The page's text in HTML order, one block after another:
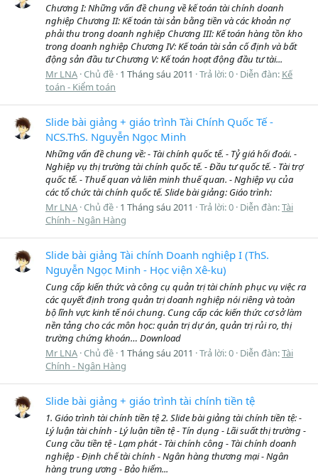
Chương I: Những vấn đề chung về kế toán tài chính doanh
nghiệp Chương II: Kế toán tài sản bằng tiền và các khoản nợ
phải thu trong doanh nghiệp Chương III: Kế toán hàng tồn kho
trong doanh nghiệp Chương IV: Kế toán tài sản cố định và bất
động sản đầu tư Chương V: Kế toán hoạt động đầu tư tài...
Mr LNA Chủ đề 1 Tháng sáu 2011 Trả lời: 0 Diễn đàn: Kế
toán - Kiểm toán
Slide bài giảng + giáo trình Tài Chính Quốc Tế -
NCS.ThS. Nguyễn Ngọc Minh
Những vấn đề chung về: - Tài chính quốc tế. - Tỷ giá hối đoái. -
Nghiệp vụ thị trường tài chính quốc tế. - Đầu tư quốc tế. - Tài trợ
quốc tế. - Thuế quan và liên minh thuế quan. - Nghiệp vụ của
các tổ chức tài chính quốc tế. Slide bài giảng: Giáo trình:
Mr LNA Chủ đề 1 Tháng sáu 2011 Trả lời: 0 Diễn đàn:Tài
Chính - Ngân Hàng
Slide bài giảng Tài chính Doanh nghiệp I (ThS.
Nguyễn Ngọc Minh - Học viện Xê-ku)
Cung cấp kiến thức và công cụ quản trị tài chính phục vụ việc ra
các quyết định trong quản trị doanh nghiệp nói riêng và toàn
bộ lĩnh vực kinh tế nói chung. Cung cấp các kiến thức cơ sở làm
nền tảng cho các môn học: quản trị dự án, quản trị rủi ro, thị
trường chứng khoán… Download
Mr LNA Chủ đề 1 Tháng sáu 2011 Trả lời: 0 Diễn đàn:Tài
Chính - Ngân Hàng
Slide bài giảng + giáo trình tài chính tiền tệ
1. Giáo trình tài chính tiền tệ 2. Slide bài giảng tài chính tiền tệ: -
Lý luận tài chính - Lý luận tiền tệ - Tín dụng - Lãi suất thị trường -
Cung cầu tiền tệ - Lạm phát - Tài chính công - Tài chính doanh
nghiệp - Định chế tài chính - Ngân hàng thương mại - Ngân
hàng trung ương - Bảo hiểm...